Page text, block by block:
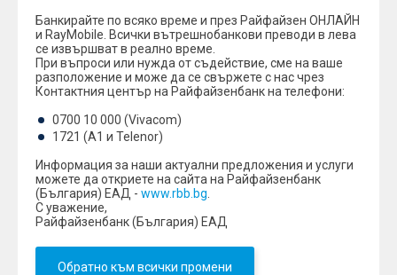
Банкирайте по всяко време и през Райфайзен ОНЛАЙН
и RayMobile. Всички вътрешнобанкови преводи в лева
се извършват в реално време.
При въпроси или нужда от съдействие, сме на ваше
разположение и може да се свържете с нас чрез
Контактния център на Райфайзенбанк на телефони:
0700 10 000 (Vivacom)
1721 (A1 и Telenor)
Информация за наши актуални предложения и услуги
можете да откриете на сайта на Райфайзенбанк
(България) ЕАД - www.rbb.bg
С уважение,
Райфайзенбанк (България) ЕАД
Обратно към всички промени